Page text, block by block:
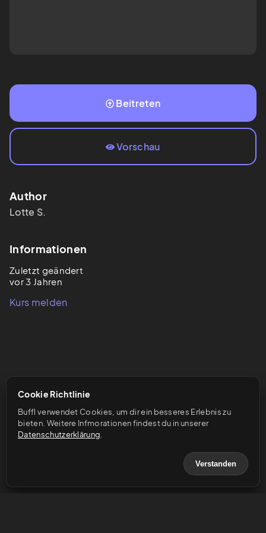
Cookie Richtlinie
Buffl verwendet Cookies, um dir ein besseres Erlebnis zu
bieten. Weitere Infmorationen findest du in unserer
Datenschutzerklärung
Verstanden
Beitreten
Vorschau
Author
Lotte S.
Informationen
Zuletzt geändert
vor 3 Jahren
Kurs melden